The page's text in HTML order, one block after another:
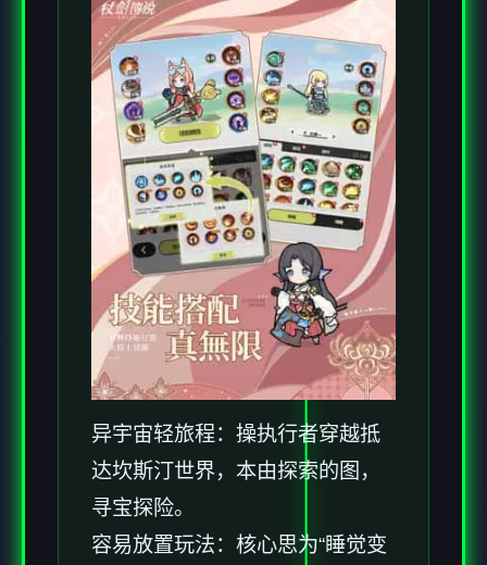
异宇宙轻旅程：操执行者穿越抵
达坎斯汀世界，本由探索的图，
寻宝探险。
容易放置玩法：核心思为“睡觉变